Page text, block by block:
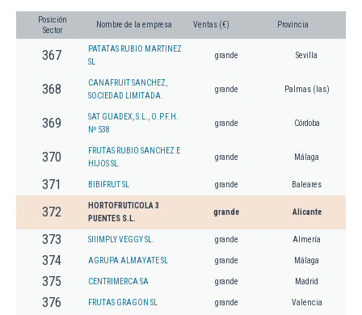
Posición
Sector
Nombre de la empresa Ventas (€) Provincia
367
PATATAS RUBIO MARTINEZ
SL
grande Sevilla
368
CANAFRUIT SANCHEZ,
SOCIEDAD LIMITADA.
grande Palmas (las)
369
SAT GUADEX, S.L., O.P.F.H.
Nº 538
grande Córdoba
370
FRUTAS RUBIO SANCHEZ E
HIJOS SL.
grande Málaga
371 BIBIFRUT SL grande Baleares
372
HORTOFRUTICOLA 3
PUENTES S.L.
grande Alicante
373 SIIIMPLY VEGGY SL. grande Almería
374 AGRUPA ALMAYATE SL grande Málaga
375 CENTRIMERCA SA grande Madrid
376 FRUTAS GRAGON SL grande Valencia